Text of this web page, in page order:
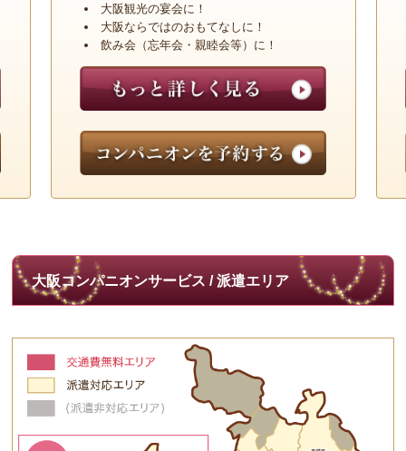
大阪観光の宴会に！
大阪ならではのおもてなしに！
飲み会（忘年会・親睦会等）に！
大阪コンパニオンサービス / 派遣エリア